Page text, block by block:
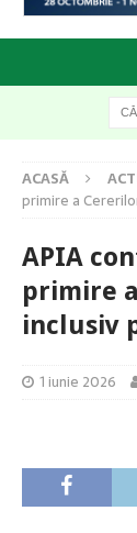
ACASĂ
primire a
APIA
primire
inclusiv
1 iunie 2026